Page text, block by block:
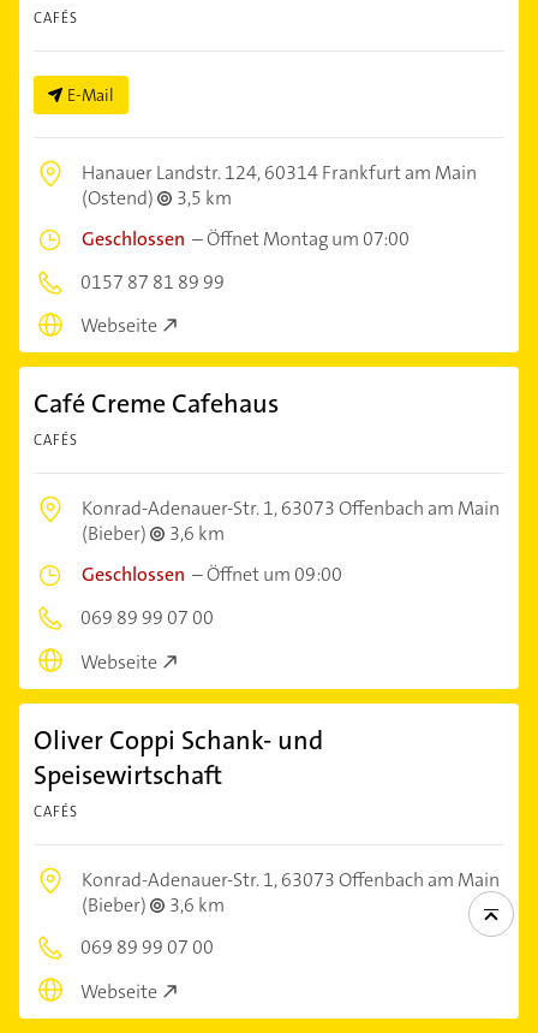
CAFÉS
E-Mail
Hanauer Landstr. 124,60314 Frankfurt am Main
(Ostend)
3,5 km
Geschlossen –Öffnet Montag um 07:00
0157 87 81 89 99
Webseite
Café Creme Cafehaus
CAFÉS
Konrad-Adenauer-Str. 1,63073 Offenbach am Main
(Bieber)
3,6 km
Geschlossen –Öffnet um 09:00
069 89 99 07 00
Webseite
Oliver Coppi Schank- und
Speisewirtschaft
CAFÉS
Konrad-Adenauer-Str. 1,63073 Offenbach am Main
(Bieber)
3,6 km
069 89 99 07 00
Webseite